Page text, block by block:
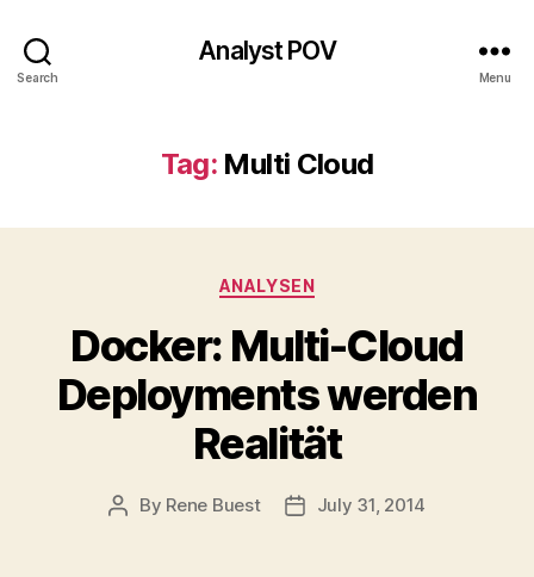
Search
Analyst POV
Menu
Tag: Multi Cloud
Categories
ANALYSEN
Docker: Multi-Cloud
Deployments werden
Realität
Post
By Rene Buest
PostJuly 31, 2014